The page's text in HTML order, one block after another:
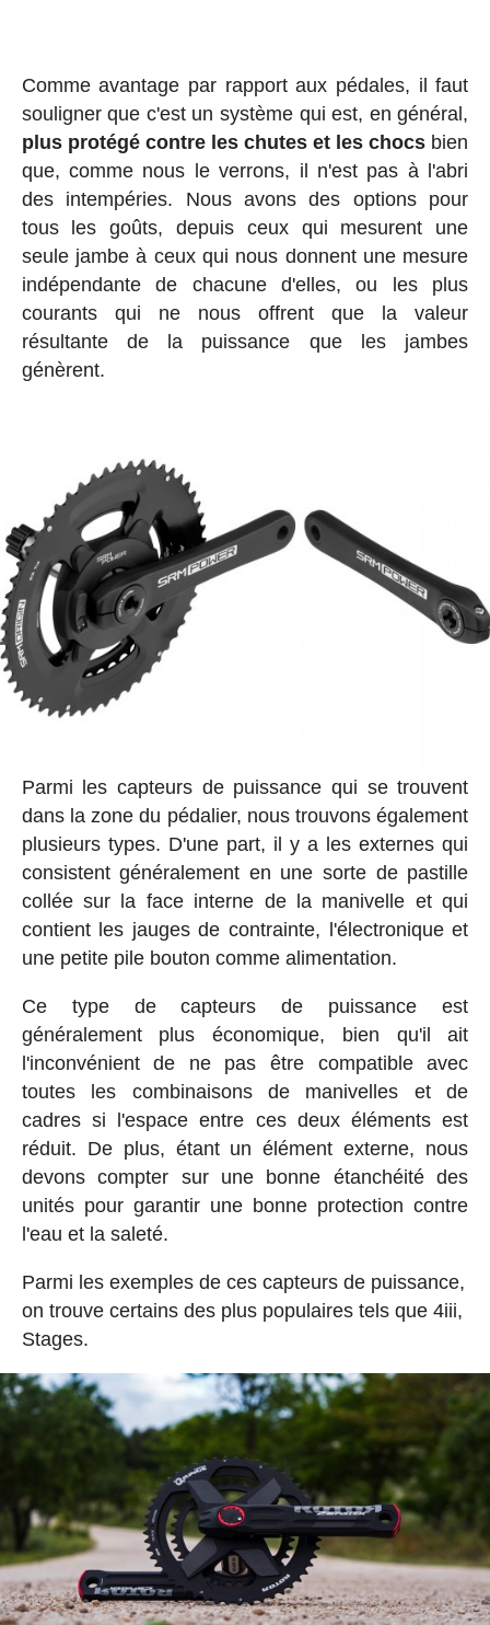
Comme avantage par rapport aux pédales, il faut
souligner que c'est un système qui est, en général,
plus protégé contre les chutes et les chocs bien
que, comme nous le verrons, il n'est pas à l'abri
des intempéries. Nous avons des options pour
tous les goûts, depuis ceux qui mesurent une
seule jambe à ceux qui nous donnent une mesure
indépendante de chacune d'elles, ou les plus
courants qui ne nous offrent que la valeur
résultante de la puissance que les jambes
génèrent.
Parmi les capteurs de puissance qui se trouvent
dans la zone du pédalier, nous trouvons également
plusieurs types. D'une part, il y a les externes qui
consistent généralement en une sorte de pastille
collée sur la face interne de la manivelle et qui
contient les jauges de contrainte, l'électronique et
une petite pile bouton comme alimentation.
Ce type de capteurs de puissance est
généralement plus économique, bien qu'il ait
l'inconvénient de ne pas être compatible avec
toutes les combinaisons de manivelles et de
cadres si l'espace entre ces deux éléments est
réduit. De plus, étant un élément externe, nous
devons compter sur une bonne étanchéité des
unités pour garantir une bonne protection contre
l'eau et la saleté.
Parmi les exemples de ces capteurs de puissance,
on trouve certains des plus populaires tels que 4iii,
Stages.